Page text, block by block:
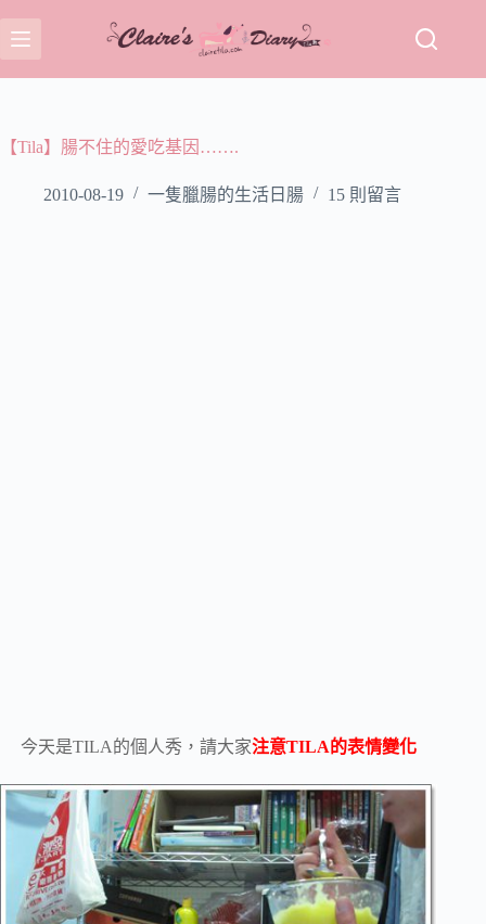
至
主
容【Tila】腸不住的愛吃基因…….
2010-08-19 一隻臘腸的生活日腸 15 則留言
今天是TILA的個人秀，請大家注意TILA的表情變化